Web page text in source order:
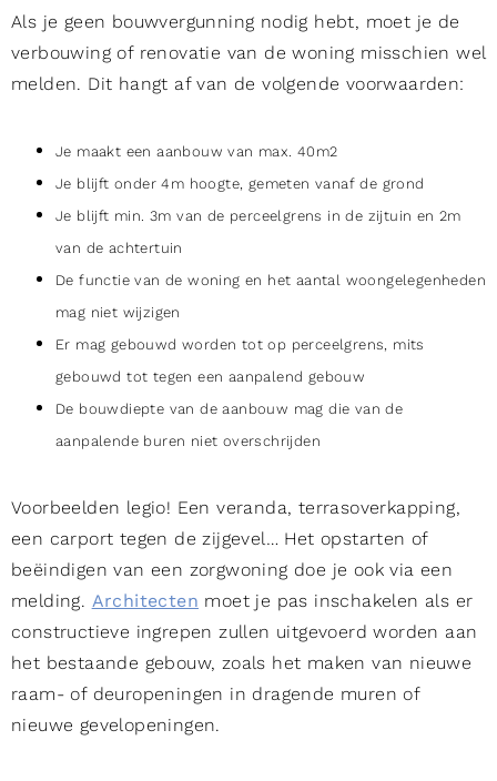
Als je geen bouwvergunning nodig hebt, moet je de
verbouwing of renovatie van de woning misschien wel
melden. Dit hangt af van de volgende voorwaarden:
Je maakt een aanbouw van max. 40m2
Je blijft onder 4m hoogte, gemeten vanaf de grond
Je blijft min. 3m van de perceelgrens in de zijtuin en 2m
van de achtertuin
De functie van de woning en het aantal woongelegenheden
mag niet wijzigen
Er mag gebouwd worden tot op perceelgrens, mits
gebouwd tot tegen een aanpalend gebouw
De bouwdiepte van de aanbouw mag die van de
aanpalende buren niet overschrijden
Voorbeelden legio! Een veranda, terrasoverkapping,
een carport tegen de zijgevel… Het opstarten of
beëindigen van een zorgwoning doe je ook via een
melding. Architecten moet je pas inschakelen als er
constructieve ingrepen zullen uitgevoerd worden aan
het bestaande gebouw, zoals het maken van nieuwe
raam- of deuropeningen in dragende muren of
nieuwe gevelopeningen.